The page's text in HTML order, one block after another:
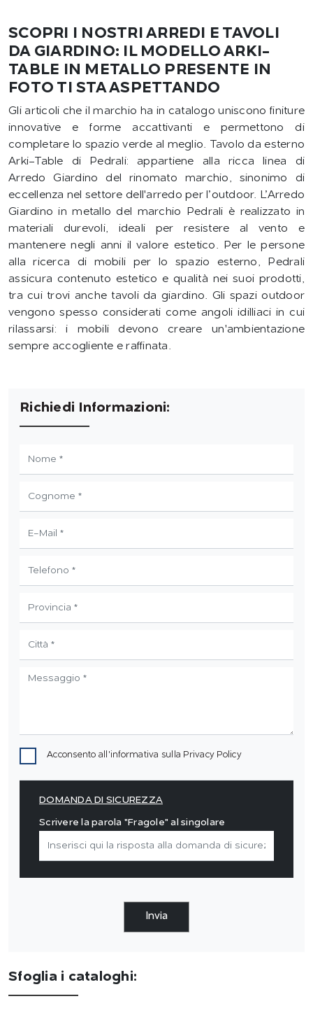
SCOPRI I NOSTRI ARREDI E TAVOLI
DA GIARDINO: IL MODELLO ARKI-
TABLE IN METALLO PRESENTE IN
FOTO TI STA ASPETTANDO
Gli articoli che il marchio ha in catalogo uniscono finiture
innovative e forme accattivanti e permettono di
completare lo spazio verde al meglio. Tavolo da esterno
Arki-Table di Pedrali: appartiene alla ricca linea di
Arredo Giardino del rinomato marchio, sinonimo di
eccellenza nel settore dell'arredo per l’outdoor. L’Arredo
Giardino in metallo del marchio Pedrali è realizzato in
materiali durevoli, ideali per resistere al vento e
mantenere negli anni il valore estetico. Per le persone
alla ricerca di mobili per lo spazio esterno, Pedrali
assicura contenuto estetico e qualità nei suoi prodotti,
tra cui trovi anche tavoli da giardino. Gli spazi outdoor
vengono spesso considerati come angoli idilliaci in cui
rilassarsi: i mobili devono creare un'ambientazione
sempre accogliente e raffinata.
Richiedi Informazioni:
Acconsento all'informativa sulla Privacy Policy
DOMANDA DI SICUREZZA
Scrivere la parola "Fragole" al singolare
Invia
Sfoglia i cataloghi: